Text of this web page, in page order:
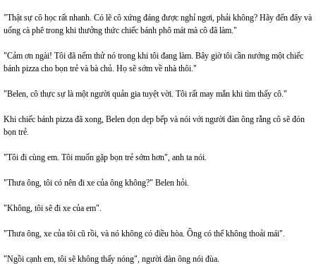
"Thật sự cô học rất nhanh. Có lẽ cô xứng đáng được nghỉ ngơi, phải không? Hãy đến đây và
uống cà phê trong khi thưởng thức chiếc bánh phô mát mà cô đã làm."
"Cảm ơn ngài! Tôi đã nếm thử nó trong khi tôi đang làm. Bây giờ tôi cần nướng một chiếc
bánh pizza cho bọn trẻ và bà chủ. Họ sẽ sớm về nhà thôi."
"Belen, cô thực sự là một người quản gia tuyệt vời. Tôi rất may mắn khi tìm thấy cô."
Khi chiếc bánh pizza đã xong, Belen dọn dẹp bếp và nói với người đàn ông rằng cô sẽ đón
bọn trẻ.
"Tôi đi cùng em. Tôi muốn gặp bọn trẻ sớm hơn", anh ta nói.
"Thưa ông, tôi có nên đi xe của ông không?" Belen hỏi.
"Không, tôi sẽ đi xe của em".
"Thưa ông, xe của tôi cũ rồi, và nó không có điều hòa. Ông có thể không thoải mái".
"Ngồi cạnh em, tôi sẽ không thấy nóng", người đàn ông nói đùa.